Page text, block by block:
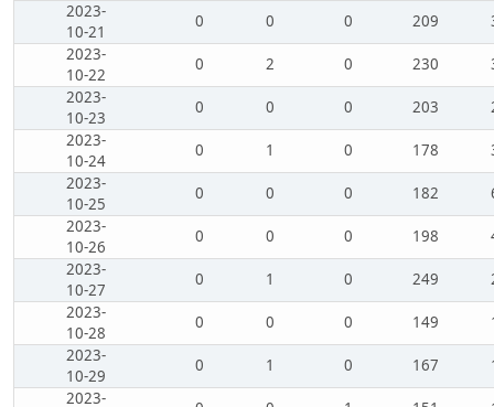
2023-
10-21
0 0 0 209
2023-
10-22
0 2 0 230
2023-
10-23
0 0 0 203
2023-
10-24
0 1 0 178
2023-
10-25
0 0 0 182
2023-
10-26
0 0 0 198
2023-
10-27
0 1 0 249
2023-
10-28
0 0 0 149
2023-
10-29
0 1 0 167
2023-